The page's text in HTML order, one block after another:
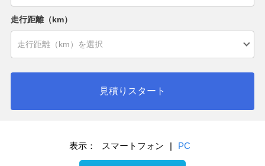
走行距離（km）
見積りスタート
表示： スマートフォン | PC